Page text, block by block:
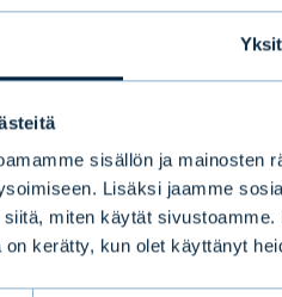
sisällön ja mainosten
Lisäksi jaamme
miten käytät
kerätty, kun olet käyttänyt
on
kuvittelee, että